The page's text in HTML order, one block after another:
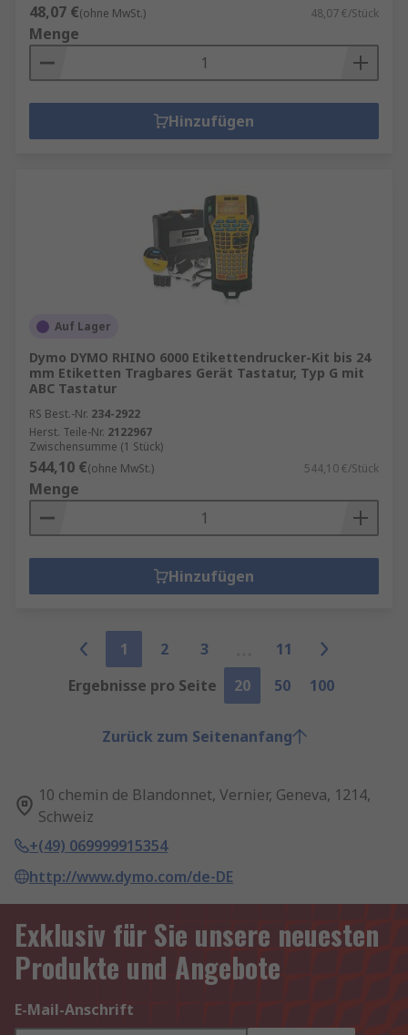
48,07 €(ohne MwSt.) 48,07 €/Stück
Menge
Hinzufügen
Auf Lager
Dymo DYMO RHINO 6000 Etikettendrucker-Kit bis 24
mm Etiketten Tragbares Gerät Tastatur, Typ G mit
ABC Tastatur
RS Best.-Nr. 234-2922
Herst. Teile-Nr. 2122967
Zwischensumme (1 Stück)
544,10 €(ohne MwSt.) 544,10 €/Stück
Menge
Hinzufügen
1 2 3
11
Ergebnisse pro Seite
20 50 100
Zurück zum Seitenanfang
10 chemin de Blandonnet, Vernier, Geneva, 1214,
Schweiz
+(49) 069999915354
http://www.dymo.com/de-DE
Exklusiv für Sie unsere neuesten
Produkte und Angebote
E-Mail-Anschrift